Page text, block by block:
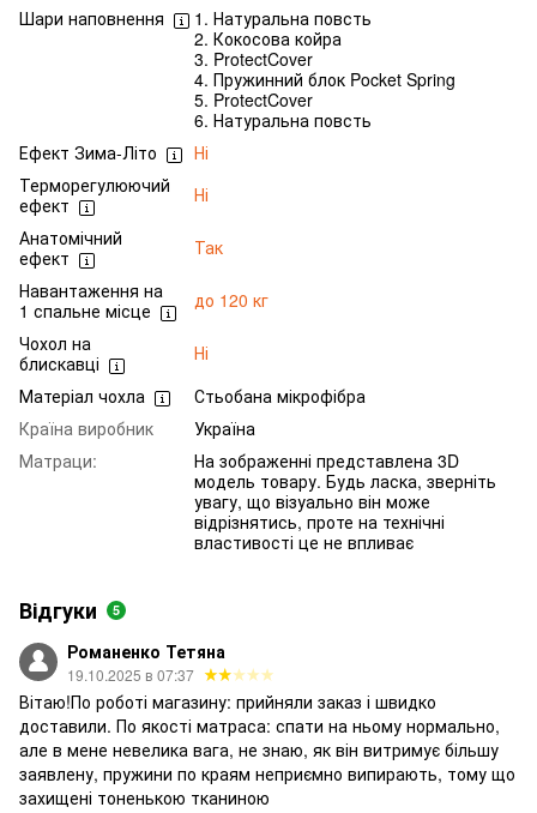
Шари наповнення
1. Натуральна повсть
2. Кокосова койра
3. ProtectCover
4. Пружинний блок Pocket Spring
5. ProtectCover
6. Натуральна повсть
Ефект Зима-Літо
Ні
Терморегулюючий
ефект
Ні
Анатомічний
ефект
Так
Навантаження на
1 спальне місце
до 120 кг
Чохол на
блискавці
Ні
Матеріал чохла
Стьобана мікрофібра
Країна виробник
Україна
Матраци:
На зображенні представлена 3D
модель товару. Будь ласка, зверніть
увагу, що візуально він може
відрізнятись, проте на технічні
властивості це не впливає
Відгуки 5
Романенко Тетяна
19.10.2025 в 07:37
Вітаю!По роботі магазину: прийняли заказ і швидко
доставили. По якості матраса: спати на ньому нормально,
але в мене невелика вага, не знаю, як він витримує більшу
заявлену, пружини по краям неприємно випирають, тому що
захищені тоненькою тканиною